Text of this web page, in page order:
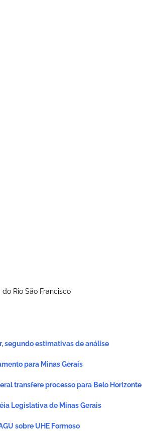
Rio São Francisco
segundo estimativas de análise
para Minas Gerais
transfere processo para Belo Horizonte
Legislativa de Minas Gerais
sobre UHE Formoso